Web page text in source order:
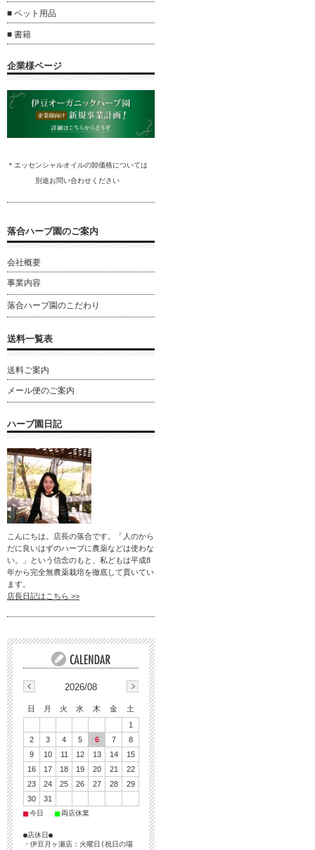
■ ペット用品
■ 書籍
企業様ページ
＊エッセンシャルオイルの卸価格については
別途お問い合わせください
落合ハーブ園のご案内
会社概要
事業内容
落合ハーブ園のこだわり
送料一覧表
送料ご案内
メール便のご案内
ハーブ園日記
こんにちは。店長の落合です。「人のから
だに良いはずのハーブに農薬などは使わな
い。」という信念のもと、私どもは平成8
年から完全無農薬栽培を徹底して貫いてい
ます。
店長日記はこちら >>
2026/08
日 月 火 水 木 金
土
1
2
3 4 5 6 7
8
9
10 11 12 13 14
15
16
17 18 19 20 21
22
23
24 25 26 27 28
29
30
31
■今日 ■両店休業
●店休日●
・伊豆月ヶ瀬店：火曜日(祝日の場